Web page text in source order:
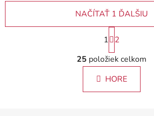
O
v
l
á
d
NAČÍTAŤ 1 ĎALŠIU
S
t
r
á
n
k
1
2
25 položiek celkom
HORE